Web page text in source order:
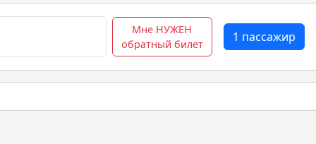
Мне НУЖЕН
обратный билет
1 пассажир